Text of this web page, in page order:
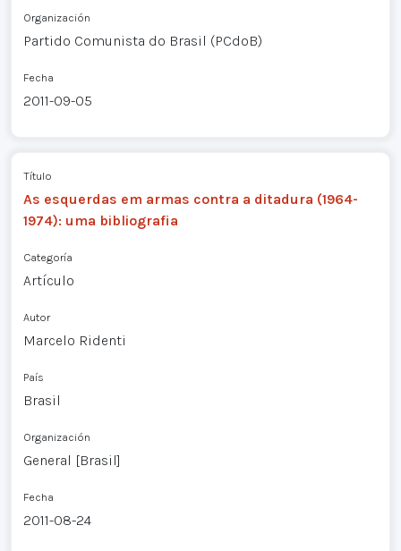
Organización
Partido Comunista do Brasil (PCdoB)
Fecha
2011-09-05
Título
As esquerdas em armas contra a ditadura (1964-
1974): uma bibliografia
Categoría
Artículo
Autor
Marcelo Ridenti
País
Brasil
Organización
General [Brasil]
Fecha
2011-08-24